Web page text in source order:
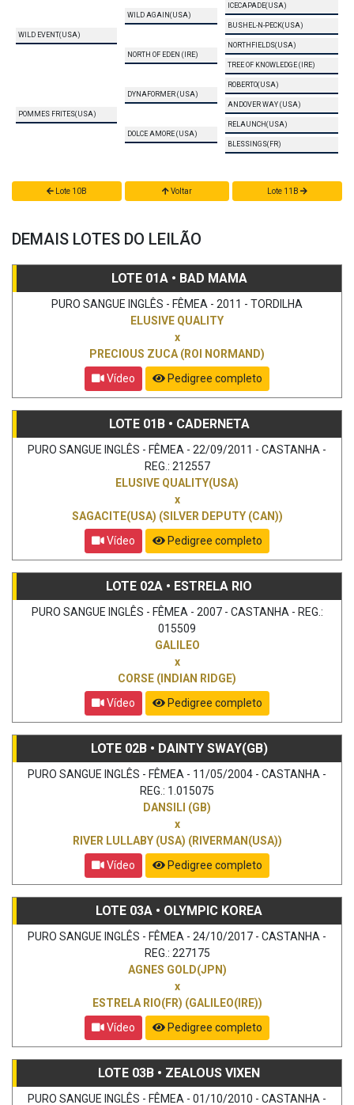
WILD EVENT(USA)
WILD AGAIN(USA)
ICECAPADE(USA)
BUSHEL-N-PECK(USA)
NORTH OF EDEN (IRE)
NORTHFIELDS(USA)
TREE OF KNOWLEDGE (IRE)
POMMES FRITES(USA)
DYNAFORMER (USA)
ROBERTO(USA)
ANDOVER WAY (USA)
DOLCE AMORE (USA)
RELAUNCH(USA)
BLESSINGS(FR)
Lote 10B Voltar Lote 11B
DEMAIS LOTES DO LEILÃO
LOTE 01A • BAD MAMA
PURO SANGUE INGLÊS - FÊMEA - 2011 - TORDILHA
ELUSIVE QUALITY
x
PRECIOUS ZUCA (ROI NORMAND)
Vídeo
Pedigree completo
LOTE 01B • CADERNETA
PURO SANGUE INGLÊS - FÊMEA - 22/09/2011 - CASTANHA -
REG.: 212557
ELUSIVE QUALITY(USA)
x
SAGACITE(USA) (SILVER DEPUTY (CAN))
Vídeo
Pedigree completo
LOTE 02A • ESTRELA RIO
PURO SANGUE INGLÊS - FÊMEA - 2007 - CASTANHA - REG.:
015509
GALILEO
x
CORSE (INDIAN RIDGE)
Vídeo
Pedigree completo
LOTE 02B • DAINTY SWAY(GB)
PURO SANGUE INGLÊS - FÊMEA - 11/05/2004 - CASTANHA -
REG.: 1.015075
DANSILI (GB)
x
RIVER LULLABY (USA) (RIVERMAN(USA))
Vídeo
Pedigree completo
LOTE 03A • OLYMPIC KOREA
PURO SANGUE INGLÊS - FÊMEA - 24/10/2017 - CASTANHA -
REG.: 227175
AGNES GOLD(JPN)
x
ESTRELA RIO(FR) (GALILEO(IRE))
Vídeo
Pedigree completo
LOTE 03B • ZEALOUS VIXEN
PURO SANGUE INGLÊS - FÊMEA - 01/10/2010 - CASTANHA -